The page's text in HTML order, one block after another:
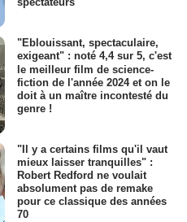
"Eblouissant, spectaculaire,
exigeant" : noté 4,4 sur 5, c'est
le meilleur film de science-
fiction de l'année 2024 et on le
doit à un maître incontesté du
genre !
"Il y a certains films qu'il vaut
mieux laisser tranquilles" :
Robert Redford ne voulait
absolument pas de remake
pour ce classique des années
70